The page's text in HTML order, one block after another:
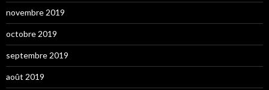
novembre 2019
octobre 2019
septembre 2019
août 2019